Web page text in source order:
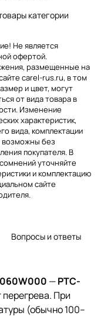
категории
Не является
офертой.
размещенные на
carel-rus.ru, в том
и цвет, могут
от вида товара в
Изменение
характеристик,
вида, комплектации
возможны без
покупателя. В
уточняйте
и комплектацию
сайте
Вопросы и ответы
—PTC-
При
(обычно 100–